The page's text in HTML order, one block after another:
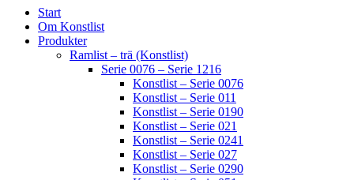
Start
Om Konstlist
Produkter
Ramlist – trä (Konstlist)
Serie 0076 – Serie 1216
Konstlist – Serie 0076
Konstlist – Serie 011
Konstlist – Serie 0190
Konstlist – Serie 021
Konstlist – Serie 0241
Konstlist – Serie 027
Konstlist – Serie 0290